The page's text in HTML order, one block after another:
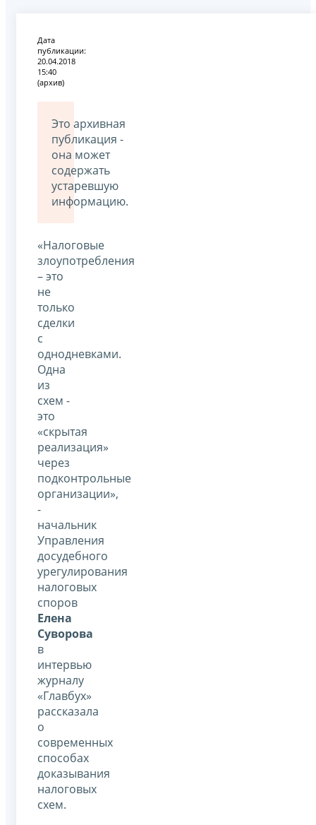
Дата
публикации:
20.04.2018
15:40
(архив)
Это архивная
публикация -
она может
содержать
устаревшую
информацию.
«Налоговые
злоупотребления
– это
не
только
сделки
с
однодневками.
Одна
из
схем -
это
«скрытая
реализация»
через
подконтрольные
организации»,
-
начальник
Управления
досудебного
урегулирования
налоговых
споров
Елена
Суворова
в
интервью
журналу
«Главбух»
рассказала
о
современных
способах
доказывания
налоговых
схем.